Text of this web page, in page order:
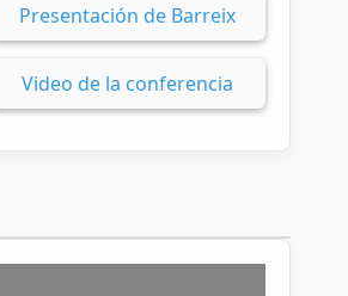
Presentación de Barreix
Video de la conferencia